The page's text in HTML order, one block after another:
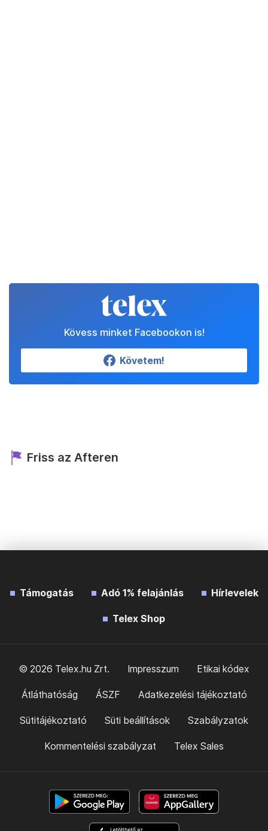
Kövess minket Facebookon is!
Követem!
Friss az Afteren
Támogatás Adó 1% felajánlás Hírlevelek
Telex Shop
© 2026 Telex.hu Zrt. Impresszum Etikai kódex
Átláthatóság ÁSZF Adatkezelési tájékoztató
Sütitájékoztató Süti beállítások Szabályzatok
Kommentelési szabályzat Telex Sales